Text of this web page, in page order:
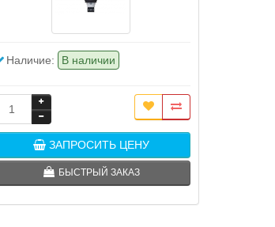
Наличие: В наличии
ЗАПРОСИТЬ ЦЕНУ
БЫСТРЫЙ ЗАКАЗ